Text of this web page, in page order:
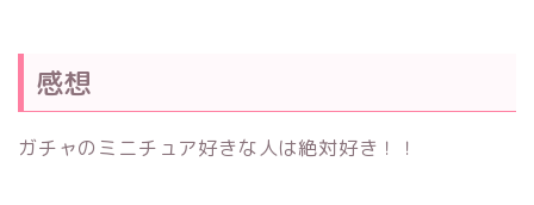
感想
ガチャのミニチュア好きな人は絶対好き！！